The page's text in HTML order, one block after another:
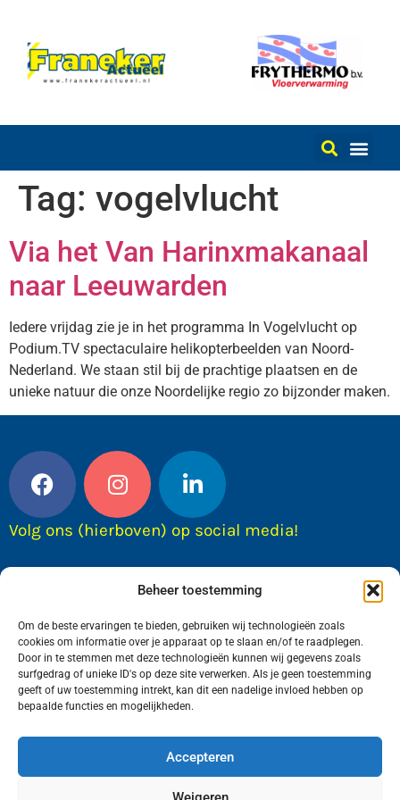
Beheer toestemming
Om de beste ervaringen te bieden, gebruiken wij technologieën zoals
cookies om informatie over je apparaat op te slaan en/of te raadplegen.
Door in te stemmen met deze technologieën kunnen wij gegevens zoals
surfgedrag of unieke ID's op deze site verwerken. Als je geen toestemming
geeft of uw toestemming intrekt, kan dit een nadelige invloed hebben op
bepaalde functies en mogelijkheden.
Accepteren
Tag: vogelvlucht
Via het Van Harinxmakanaal
naar Leeuwarden
Iedere vrijdag zie je in het programma In Vogelvlucht op
Podium.TV spectaculaire helikopterbeelden van Noord-
Nederland. We staan stil bij de prachtige plaatsen en de
unieke natuur die onze Noordelijke regio zo bijzonder maken.
Volg ons (hierboven) op social media!
Wij van FranekerActueel.nl verzorgen het nieuws
in de Gemeente Waadhoeke. Met als hoofdplaats